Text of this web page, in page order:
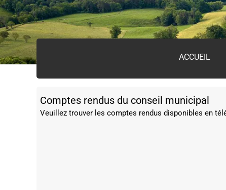
ACCUEIL
Comptes rendus du conseil municipal
Veuillez trouver les comptes rendus disponibles en